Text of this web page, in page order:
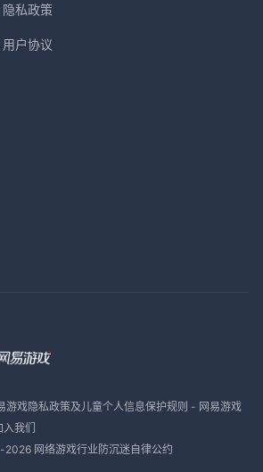
隐私政策
用户协议
游戏隐私政策及儿童个人信息保护规则 - 网易游戏
入我们
2026 网络游戏行业防沉迷自律公约